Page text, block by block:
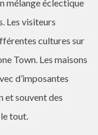
mélange éclectique
Les visiteurs
cultures sur
Town. Les maisons
d’imposantes
et souvent des
tout.